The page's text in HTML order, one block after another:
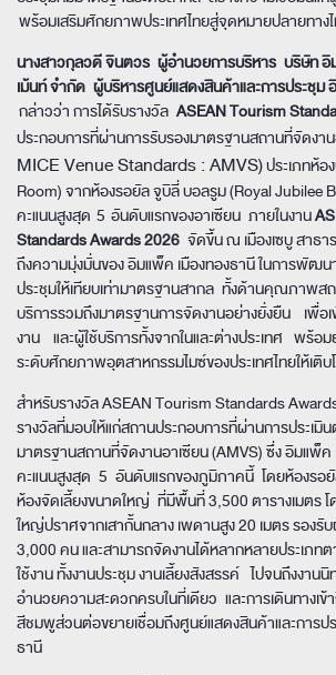
พร้อมเสริมศักยภาพประเทศไทยสู่จุดหมายปลายทา
นางสาวกุลวดี จินตวร ผู้อำนวยการบริหาร บริษัท อิ
เม้นท์ จำกัด ผู้บริหารศูนย์แสดงสินค้าและการประชุม
กล่าวว่า การได้รับรางวัล ASEAN Tourism
ประกอบการที่ผ่านการรับรองมาตรฐานสถานที่จัดงา
MICE Venue Standards: AMVS)ประเภทห้อ
Room) จากห้องรอยัล จูบิลี่ บอลรูม (Royal Jubilee
คะแนนสูงสุด 5 อันดับแรกของอาเซียน ภายในงาน
Standards Awards 2026 จัดขึ้น ณ เมืองเซบู สาธ
ถึงความมุ่งมั่นของ อิมแพ็ค เมืองทองธานี ในการพัฒ
ประชุมให้เทียบเท่ามาตรฐานสากล ทั้งด้านคุณภาพส
บริการรวมถึงมาตรฐานการจัดงานอย่างยั่งยืน เพื่อ
งาน และผู้ใช้บริการทั้งจากในและต่างประเทศ พร้อ
ระดับศักยภาพอุตสาหกรรมไมซ์ของประเทศไทยให้เติบ
สำหรับรางวัล ASEAN Tourism Standards
รางวัลที่มอบให้แก่สถานประกอบการที่ผ่านการประเ
มาตรฐานสถานที่จัดงานอาเซียน (AMVS) ซึ่ง อิมแพ็ค
คะแนนสูงสุด 5 อันดับแรกของภูมิภาคนี้ โดยห้องรอ
ห้องจัดเลี้ยงขนาดใหญ่ ที่มีพื้นที่ 3,500 ตารางเมตร โ
ใหญ่ปราศจากเสากั้นกลาง เพดานสูง 20 เมตร รองรับ
3,000 คน และสามารถจัดงานได้หลากหลายประเภท
ใช้งาน ทั้งงานประชุม งานเลี้ยงสังสรรค์ ไปจนถึงงา
อำนวยความสะดวกครบในที่เดียว และการเดินทางเข้
สีชมพูส่วนต่อขยายเชื่อมถึงศูนย์แสดงสินค้าและการป
ธานี